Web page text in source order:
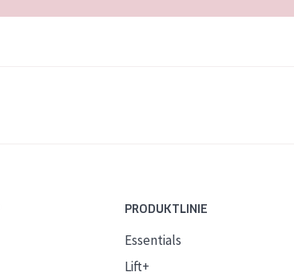
PRODUKTLINIE
Essentials
Lift+